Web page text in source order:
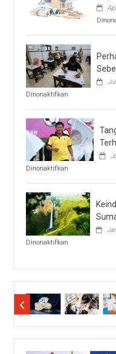
Dinonaktifkan
Hal-
Hal
Penting
Sebelum
Lihat
Hasil
Dinonaktifkan
Beny
Dollo
Terhadap
Final
SCM
Cup
Dinonaktifkan
Terjun
Sumatera